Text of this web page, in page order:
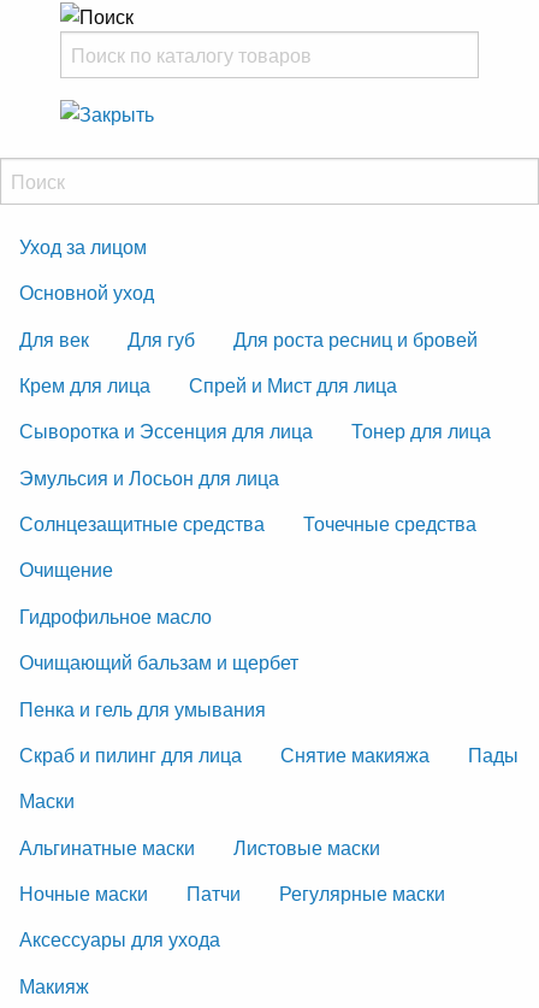
Уход за лицом
Основной уход
Для век
Для губ
Для роста ресниц и бровей
Крем для лица
Спрей и Мист для лица
Сыворотка и Эссенция для лица
Тонер для лица
Эмульсия и Лосьон для лица
Солнцезащитные средства
Точечные средства
Очищение
Гидрофильное масло
Очищающий бальзам и щербет
Пенка и гель для умывания
Скраб и пилинг для лица
Снятие макияжа
Пады
Маски
Альгинатные маски
Листовые маски
Ночные маски
Патчи
Регулярные маски
Аксессуары для ухода
Макияж